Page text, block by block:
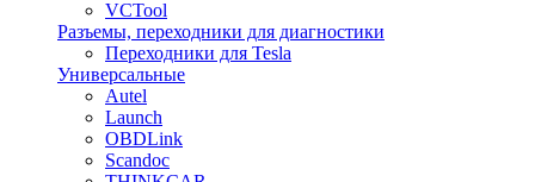
VCTool
Разъемы, переходники для диагностики
Переходники для Tesla
Универсальные
Autel
Launch
OBDLink
Scandoc